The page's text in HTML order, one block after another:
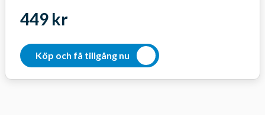
449 kr
Köp och få tillgång nu